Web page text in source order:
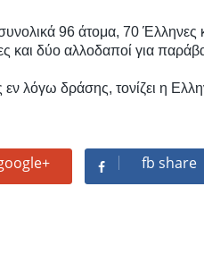
96 άτομα, 70 Έλληνες
και δύο αλλοδαποί για
λόγω δράσης, τονίζει η
fb share